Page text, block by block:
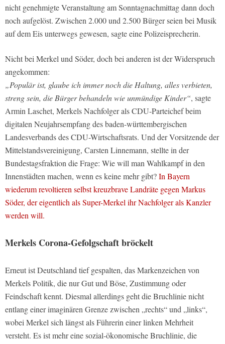
nicht genehmigte Veranstaltung am Sonntagnachmittag dann doch
noch aufgelöst. Zwischen 2.000 und 2.500 Bürger seien bei Musik
auf dem Eis unterwegs gewesen, sagte eine Polizeisprecherin.
Nicht bei Merkel und Söder, doch bei anderen ist der Widerspruch
angekommen:
„Populär ist, glaube ich immer noch die Haltung, alles verbieten,
streng sein, die Bürger behandeln wie unmündige Kinder“, sagte
Armin Laschet, Merkels Nachfolger als CDU-Parteichef beim
digitalen Neujahrsempfang des baden-württembergischen
Landesverbands des CDU-Wirtschaftsrats. Und der Vorsitzende der
Mittelstandsvereinigung, Carsten Linnemann, stellte in der
Bundestagsfraktion die Frage: Wie will man Wahlkampf in den
Innenstädten machen, wenn es keine mehr gibt?In Bayern
wiederum revoltieren selbst kreuzbrave Landräte gegen Markus
Söder, der eigentlich als Super-Merkel ihr Nachfolger als Kanzler
werden will.
Merkels Corona-Gefolgschaft bröckelt
Erneut ist Deutschland tief gespalten, das Markenzeichen von
Merkels Politik, die nur Gut und Böse, Zustimmung oder
Feindschaft kennt. Diesmal allerdings geht die Bruchlinie nicht
entlang einer imaginären Grenze zwischen „rechts“ und „links“,
wobei Merkel sich längst als Führerin einer linken Mehrheit
versteht. Es ist mehr eine sozial-ökonomische Bruchlinie, die